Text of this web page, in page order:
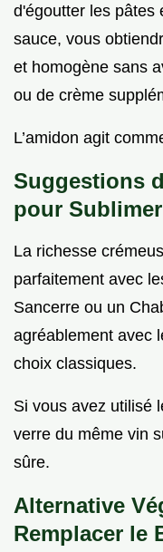
d'égoutter les pâtes
sauce, vous
et homogène sans
ou de crème
L’amidon agit
Suggestions
pour
La richesse
parfaitement avec
Sancerre ou un
agréablement avec
choix classiques.
Si vous avez utilisé
verre du même vin
sûre.
Alternative
Remplacer le